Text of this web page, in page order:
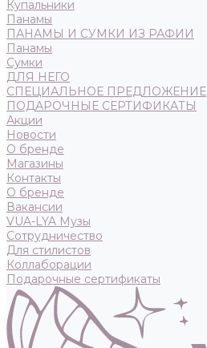
Купальники
Панамы
ПАНАМЫ И СУМКИ ИЗ РАФИИ
Панамы
Сумки
ДЛЯ НЕГО
СПЕЦИАЛЬНОЕ ПРЕДЛОЖЕНИЕ
ПОДАРОЧНЫЕ СЕРТИФИКАТЫ
Акции
Новости
О бренде
Магазины
Контакты
О бренде
Вакансии
VUA-LYA Музы
Сотрудничество
Для стилистов
Коллаборации
Подарочные сертификаты